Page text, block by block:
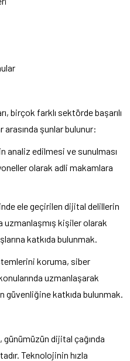
birçok farklı sektörde başarılı
arasında şunlar bulunur:
analiz edilmesi ve sunulması
olarak adli makamlara
ele geçirilen dijital delillerin
kişiler olarak
katkıda bulunmak.
koruma, siber
uzmanlaşarak
güvenliğine katkıda bulunmak.
dijital çağında
Teknolojinin hızla